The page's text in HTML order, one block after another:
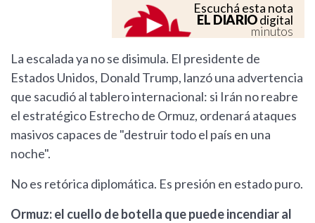
Escuchá esta nota
EL DIARIOdigital
minutos
La escalada ya no se disimula. El presidente de
Estados Unidos, Donald Trump, lanzó una advertencia
que sacudió al tablero internacional: si Irán no reabre
el estratégico Estrecho de Ormuz, ordenará ataques
masivos capaces de "destruir todo el país en una
noche".
No es retórica diplomática. Es presión en estado puro.
Ormuz: el cuello de botella que puede incendiar al